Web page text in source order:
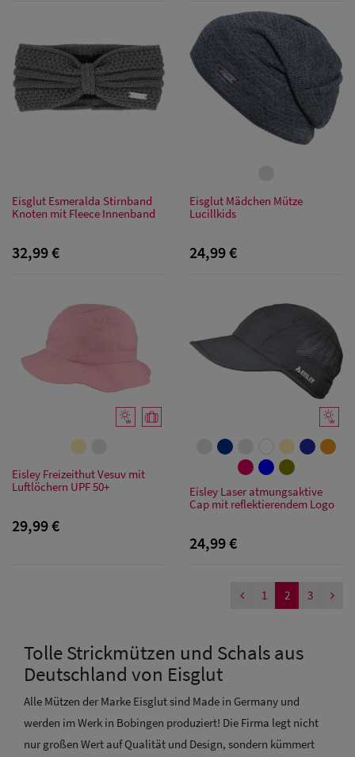
Sale: Caps
Sale:
Sale: Army
Caps
Sale:
Ohrenschutz
Eisglut Esmeralda Stirnband
Knoten mit Fleece Innenband
32,99 €
Eisglut Mädchen Mütze
Lucillkids
24,99 €
Eisley Freizeithut Vesuv mit
Luftlöchern UPF 50+
29,99 €
Eisley Laser atmungsaktive
Cap mit reflektierendem Logo
24,99 €
1 2 3
Tolle Strickmützen und Schals aus
Deutschland von Eisglut
Alle Mützen der Marke Eisglut sind Made in Germany und
werden im Werk in Bobingen produziert! Die Firma legt nicht
nur großen Wert auf Qualität und Design, sondern kümmert